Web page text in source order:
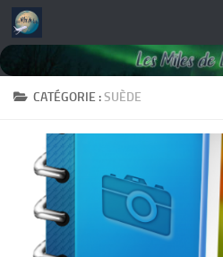
Skip to content
CATÉGORIE :SUÈDE